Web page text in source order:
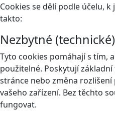
Cookies se dělí podle účelu,
takto:
Nezbytné (technické)
Tyto cookies pomáhají s tím,
použitelné. Poskytují
stránce nebo změna
vašeho zařízení. Bez těchto
fungovat.